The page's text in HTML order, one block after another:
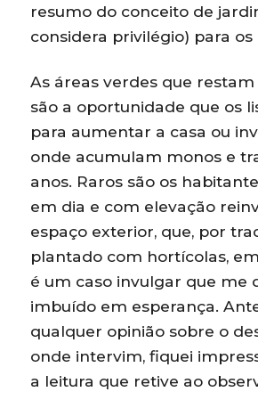
resumo do conceito de
considera privilégio) para os
As áreas verdes que
são a oportunidade que os
para aumentar a casa ou
onde acumulam monos e
anos. Raros são os
em dia e com elevação
espaço exterior, que, por
plantado com hortícolas,
é um caso invulgar que me
imbuído em esperança.
qualquer opinião sobre o
onde intervim, fiquei
a leitura que retive ao